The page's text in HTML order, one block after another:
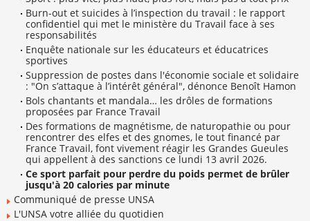
Burn-out et suicides à l’inspection du travail : le rapport
confidentiel qui met le ministère du Travail face à ses
responsabilités
Enquête nationale sur les éducateurs et éducatrices
sportives
Suppression de postes dans l'économie sociale et solidaire
: "On s’attaque à l’intérêt général", dénonce Benoît Hamon
Bols chantants et mandala… les drôles de formations
proposées par France Travail
Des formations de magnétisme, de naturopathie ou pour
rencontrer des elfes et des gnomes, le tout financé par
France Travail, font vivement réagir les Grandes Gueules
qui appellent à des sanctions ce lundi 13 avril 2026.
Ce sport parfait pour perdre du poids permet de brûler
jusqu'à 20 calories par minute
Communiqué de presse UNSA
L'UNSA votre alliée du quotidien